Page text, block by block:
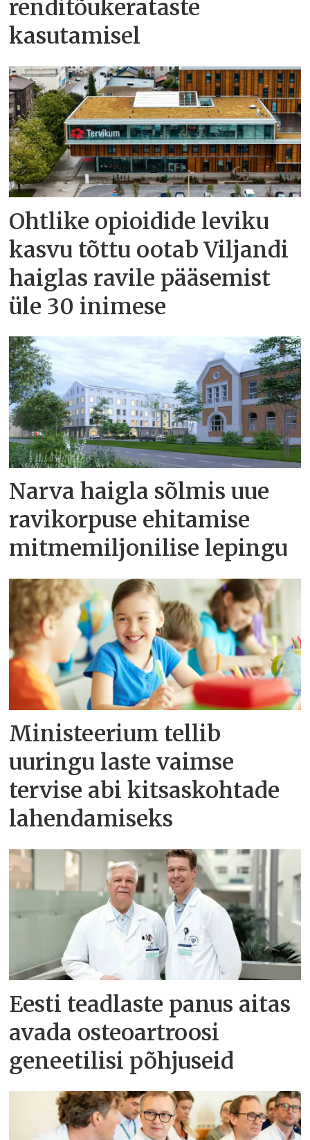
renditõukerataste
kasutamisel
Ohtlike opioidide leviku
kasvu tõttu ootab Viljandi
haiglas ravile pääsemist
üle 30 inimese
Narva haigla sõlmis uue
ravikorpuse ehitamise
mitmemiljonilise lepingu
Ministeerium tellib
uuringu laste vaimse
tervise abi kitsaskohtade
lahendamiseks
Eesti teadlaste panus aitas
avada osteoartroosi
geneetilisi põhjuseid